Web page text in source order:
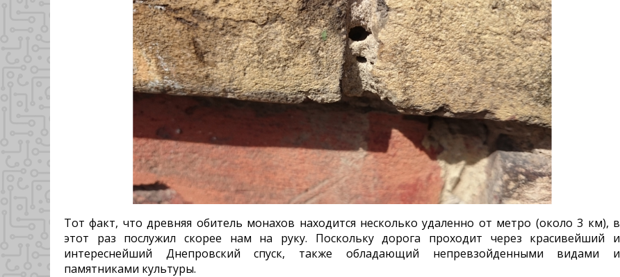
Тот факт, что древняя обитель монахов находится несколько удаленно от метро (около 3 км), в
этот раз послужил скорее нам на руку. Поскольку дорога проходит через красивейший и
интереснейший Днепровский спуск, также обладающий непревзойденными видами и
памятниками культуры.